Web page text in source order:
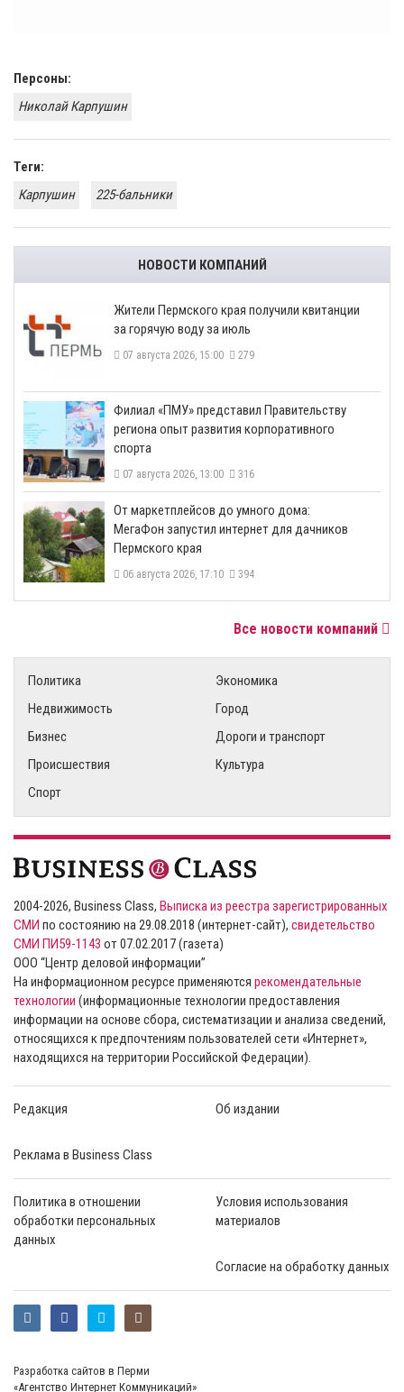
Персоны:
Николай Карпушин
Теги:
Карпушин
225-бальники
НОВОСТИ КОМПАНИЙ
​Жители Пермского края получили квитанции
за горячую воду за июль
07 августа 2026, 15:00 279
​Филиал «ПМУ» представил Правительству
региона опыт развития корпоративного
спорта
07 августа 2026, 13:00 316
От маркетплейсов до умного дома:
МегаФон запустил интернет для дачников
Пермского края
06 августа 2026, 17:10 394
Все новости компаний
Политика
Экономика
Недвижимость
Город
Бизнес
Дороги и транспорт
Происшествия
Культура
Спорт
2004-2026, Business Class, Выписка из реестра зарегистрированных
СМИ по состоянию на 29.08.2018 (интернет-сайт), свидетельство
СМИ ПИ59-1143 от 07.02.2017 (газета)
ООО “Центр деловой информации”
На информационном ресурсе применяются рекомендательные
технологии (информационные технологии предоставления
информации на основе сбора, систематизации и анализа сведений,
относящихся к предпочтениям пользователей сети «Интернет»,
находящихся на территории Российской Федерации).
Редакция Об издании
Реклама в Business Class
Политика в отношении
обработки персональных
данных
Условия использования
материалов
Согласие на обработку данных
Разработка сайтов в Перми
«Агентство Интернет Коммуникаций»